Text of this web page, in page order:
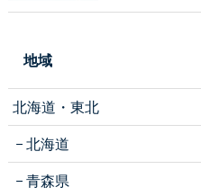
地域
北海道・東北
北海道
青森県